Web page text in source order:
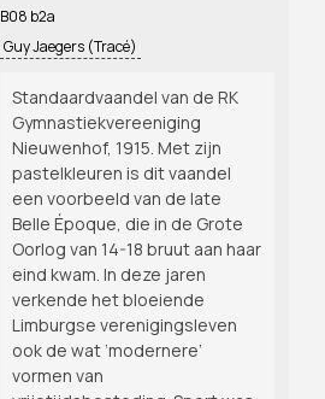
B08 b2a
Guy Jaegers (Tracé)
Standaardvaandel van de RK
Gymnastiekvereeniging
Nieuwenhof, 1915. Met zijn
pastelkleuren is dit vaandel
een voorbeeld van de late
Belle Époque, die in de Grote
Oorlog van 14-18 bruut aan haar
eind kwam. In deze jaren
verkende het bloeiende
Limburgse verenigingsleven
ook de wat ‘modernere’
vormen van